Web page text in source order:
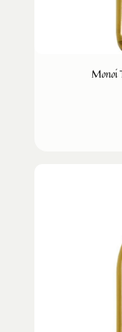
Monoi